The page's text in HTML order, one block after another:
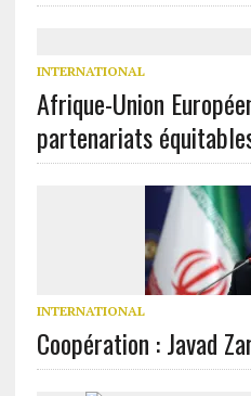
INTERNATIONAL
Afrique-Union
partenariats
INTERNATIONAL
Coopération : Javad